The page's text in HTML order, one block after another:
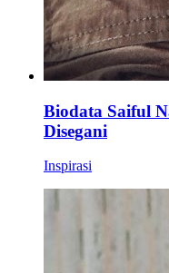
Biodata Saiful
Disegani
Inspirasi